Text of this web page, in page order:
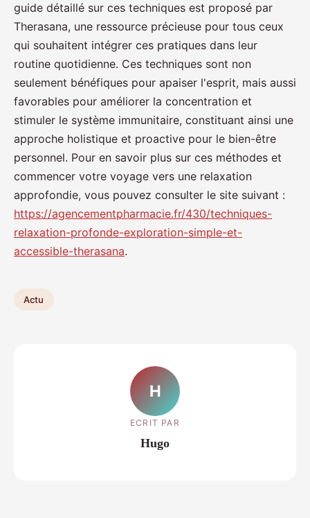
guide détaillé sur ces techniques est proposé par
Therasana, une ressource précieuse pour tous ceux
qui souhaitent intégrer ces pratiques dans leur
routine quotidienne. Ces techniques sont non
seulement bénéfiques pour apaiser l'esprit, mais aussi
favorables pour améliorer la concentration et
stimuler le système immunitaire, constituant ainsi une
approche holistique et proactive pour le bien-être
personnel. Pour en savoir plus sur ces méthodes et
commencer votre voyage vers une relaxation
approfondie, vous pouvez consulter le site suivant :
https://agencementpharmacie.fr/430/techniques-
relaxation-profonde-exploration-simple-et-
accessible-therasana.
Actu
H
ECRIT PAR
Hugo